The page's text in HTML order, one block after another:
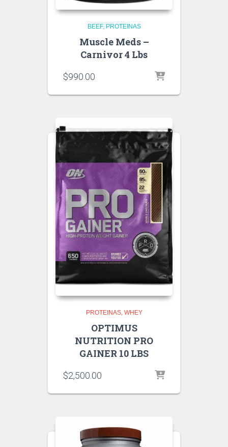
BEEF PROTEINAS
Muscle Meds –
Carnivor 4 Lbs
$990.00
PROTEINAS WHEY
OPTIMUS
NUTRITION PRO
GAINER 10 LBS
$2,500.00